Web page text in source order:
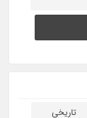
تاریخی